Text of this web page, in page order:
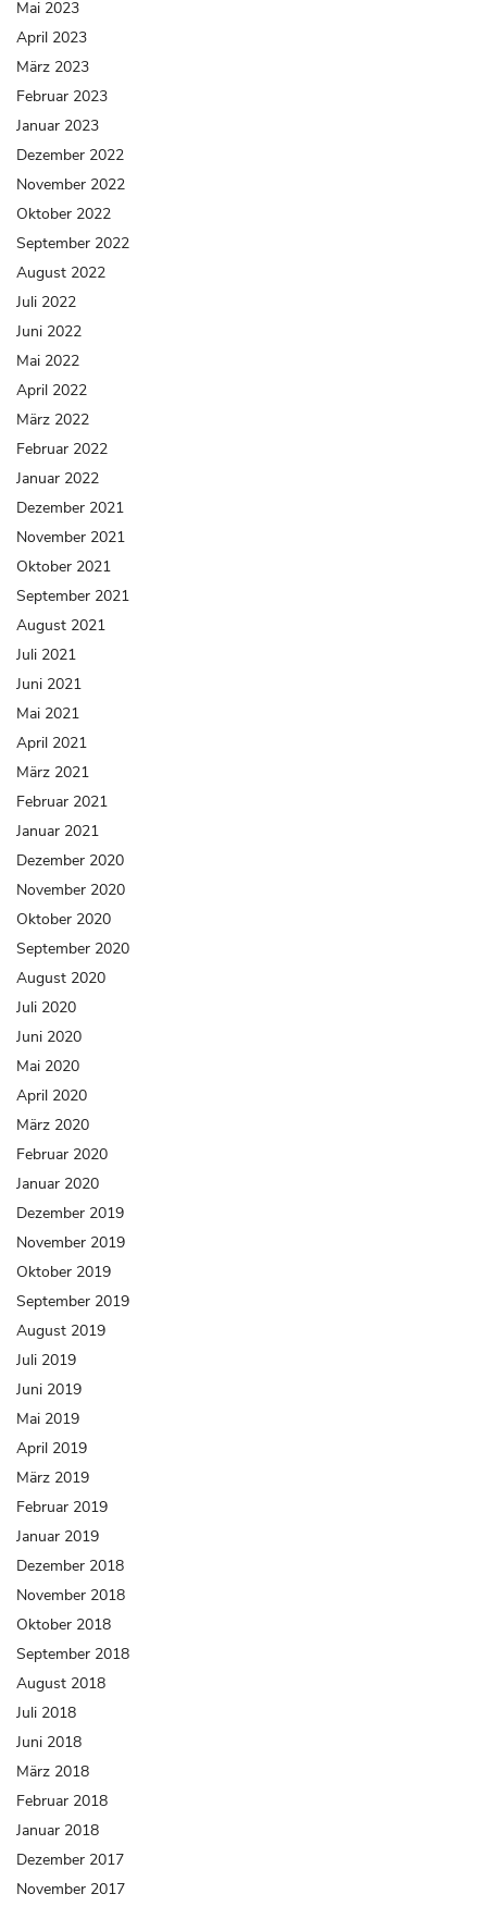
Mai 2023
April 2023
März 2023
Februar 2023
Januar 2023
Dezember 2022
November 2022
Oktober 2022
September 2022
August 2022
Juli 2022
Juni 2022
Mai 2022
April 2022
März 2022
Februar 2022
Januar 2022
Dezember 2021
November 2021
Oktober 2021
September 2021
August 2021
Juli 2021
Juni 2021
Mai 2021
April 2021
März 2021
Februar 2021
Januar 2021
Dezember 2020
November 2020
Oktober 2020
September 2020
August 2020
Juli 2020
Juni 2020
Mai 2020
April 2020
März 2020
Februar 2020
Januar 2020
Dezember 2019
November 2019
Oktober 2019
September 2019
August 2019
Juli 2019
Juni 2019
Mai 2019
April 2019
März 2019
Februar 2019
Januar 2019
Dezember 2018
November 2018
Oktober 2018
September 2018
August 2018
Juli 2018
Juni 2018
März 2018
Februar 2018
Januar 2018
Dezember 2017
November 2017